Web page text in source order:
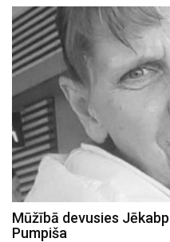
Mūžībā devusies
Pumpiša